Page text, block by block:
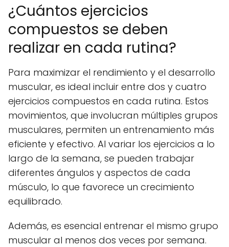
¿Cuántos ejercicios
compuestos se deben
realizar en cada rutina?
Para maximizar el rendimiento y el desarrollo
muscular, es ideal incluir entre dos y cuatro
ejercicios compuestos en cada rutina. Estos
movimientos, que involucran múltiples grupos
musculares, permiten un entrenamiento más
eficiente y efectivo. Al variar los ejercicios a lo
largo de la semana, se pueden trabajar
diferentes ángulos y aspectos de cada
músculo, lo que favorece un crecimiento
equilibrado.
Además, es esencial entrenar el mismo grupo
muscular al menos dos veces por semana.